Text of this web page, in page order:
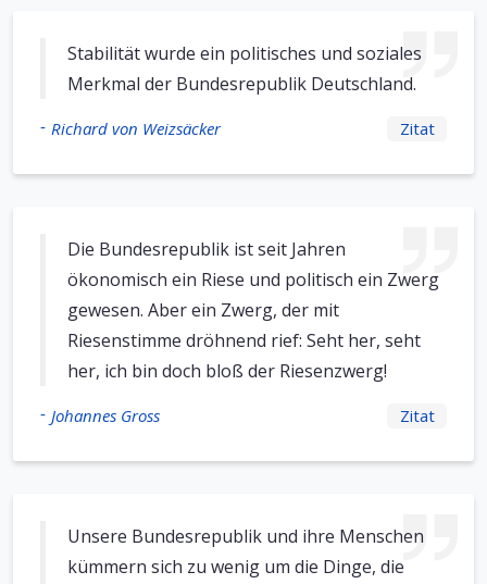
Stabilität wurde ein politisches und soziales
Merkmal der Bundesrepublik Deutschland.
- Richard von Weizsäcker Zitat
Die Bundesrepublik ist seit Jahren
ökonomisch ein Riese und politisch ein Zwerg
gewesen. Aber ein Zwerg, der mit
Riesenstimme dröhnend rief: Seht her, seht
her, ich bin doch bloß der Riesenzwerg!
- Johannes Gross Zitat
Unsere Bundesrepublik und ihre Menschen
kümmern sich zu wenig um die Dinge, die